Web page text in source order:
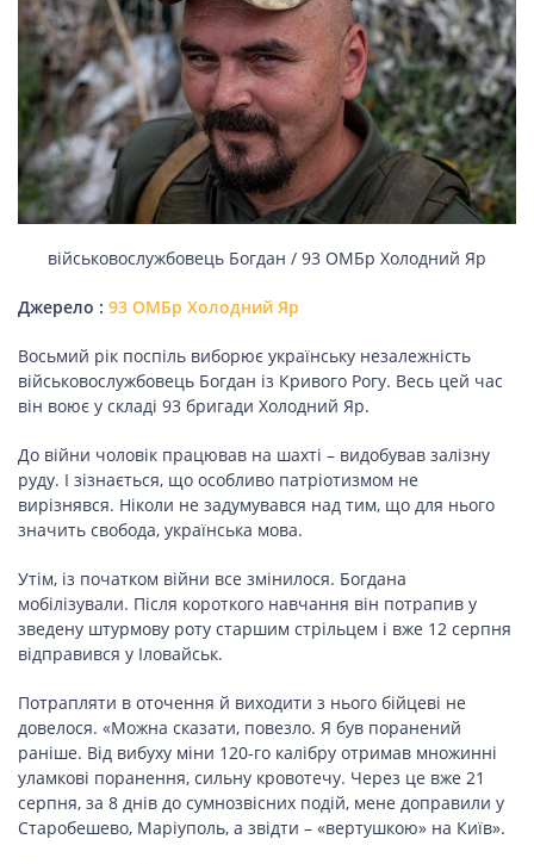
НОВИНИ СВІТУ
ВІЙСЬКОВІ НОВИНИ
НОВИНИ КУЛЬТУРИ
КАЛЕНДАР УГКЦ/РКЦ
Літургійні
читання
УГКЦ
ПОДОРОЖІ
Подорожі
Україною
ЗДОРОВ’Я
COVID-19
військовослужбовець Богдан / 93 ОМБр Холодний Яр
Джерело : 93 ОМБр Холодний Яр
Восьмий рік поспіль виборює українську незалежність
військовослужбовець Богдан із Кривого Рогу. Весь цей час
він воює у складі 93 бригади Холодний Яр.
До війни чоловік працював на шахті – видобував залізну
руду. І зізнається, що особливо патріотизмом не
вирізнявся. Ніколи не задумувався над тим, що для нього
значить свобода, українська мова.
Утім, із початком війни все змінилося. Богдана
мобілізували. Після короткого навчання він потрапив у
зведену штурмову роту старшим стрільцем і вже 12 серпня
відправився у Іловайськ.
Потрапляти в оточення й виходити з нього бійцеві не
довелося. «Можна сказати, повезло. Я був поранений
раніше. Від вибуху міни 120-го калібру отримав множинні
уламкові поранення, сильну кровотечу. Через це вже 21
серпня, за 8 днів до сумнозвісних подій, мене доправили у
Старобешево, Маріуполь, а звідти – «вертушкою» на Київ».